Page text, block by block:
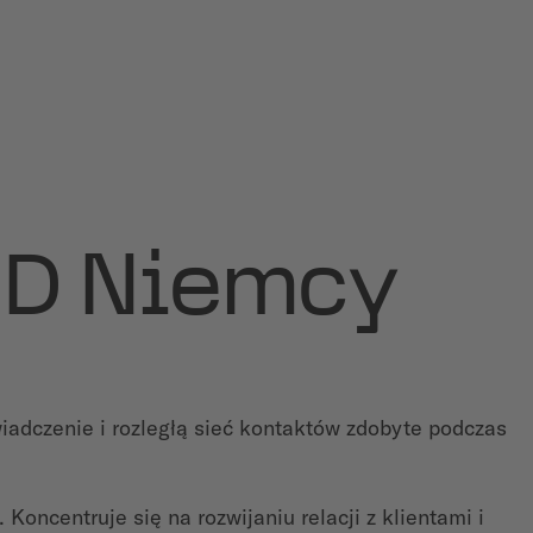
Niemcy
i rozległą sieć kontaktów zdobyte podczas
się na rozwijaniu relacji z klientami i